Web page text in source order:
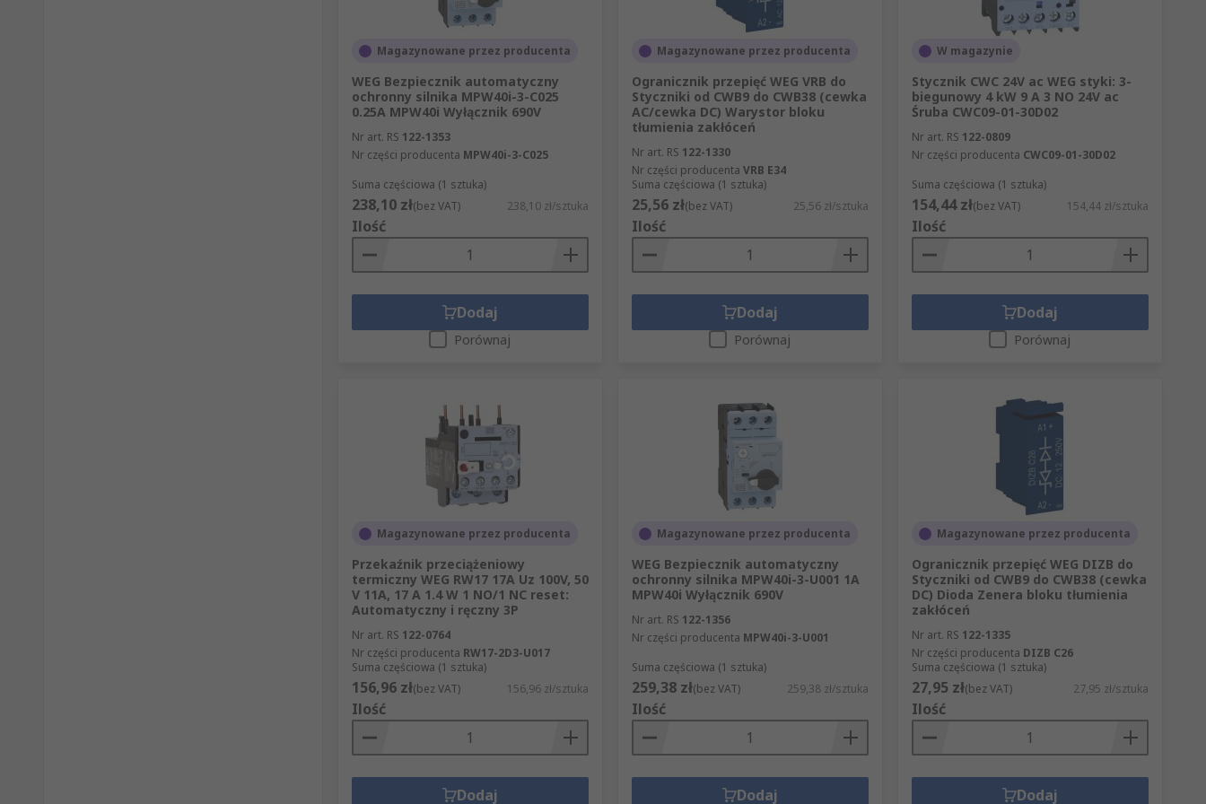
Magazynowane przez producenta
WEG Bezpiecznik automatyczny
ochronny silnika MPW40i-3-C025
0.25A MPW40i Wyłącznik 690V
Nr art. RS 122-1353
Nr części producenta MPW40i-3-C025
Suma częściowa (1 sztuka)
238,10 zł(bez VAT) 238,10 zł/sztuka
Ilość
Dodaj
Porównaj
Magazynowane przez producenta
Ogranicznik przepięć WEG VRB do
Styczniki od CWB9 do CWB38 (cewka
AC/cewka DC) Warystor bloku
tłumienia zakłóceń
Nr art. RS 122-1330
Nr części producenta VRB E34
Suma częściowa (1 sztuka)
25,56 zł(bez VAT) 25,56 zł/sztuka
Ilość
Dodaj
Porównaj
W magazynie
Stycznik CWC 24V ac WEG styki: 3-
biegunowy 4 kW 9 A 3 NO 24V ac
Śruba CWC09-01-30D02
Nr art. RS 122-0809
Nr części producenta CWC09-01-30D02
Suma częściowa (1 sztuka)
154,44 zł(bez VAT) 154,44 zł/sztuka
Ilość
Dodaj
Porównaj
Magazynowane przez producenta
Przekaźnik przeciążeniowy
termiczny WEG RW17 17A Uz 100V, 50
V 11A, 17 A 1.4 W 1 NO/1 NC reset:
Automatyczny i ręczny 3P
Nr art. RS 122-0764
Nr części producenta RW17-2D3-U017
Suma częściowa (1 sztuka)
156,96 zł(bez VAT) 156,96 zł/sztuka
Ilość
Dodaj
Magazynowane przez producenta
WEG Bezpiecznik automatyczny
ochronny silnika MPW40i-3-U001 1A
MPW40i Wyłącznik 690V
Nr art. RS 122-1356
Nr części producenta MPW40i-3-U001
Suma częściowa (1 sztuka)
259,38 zł(bez VAT) 259,38 zł/sztuka
Ilość
Dodaj
Magazynowane przez producenta
Ogranicznik przepięć WEG DIZB do
Styczniki od CWB9 do CWB38 (cewka
DC) Dioda Zenera bloku tłumienia
zakłóceń
Nr art. RS 122-1335
Nr części producenta DIZB C26
Suma częściowa (1 sztuka)
27,95 zł(bez VAT) 27,95 zł/sztuka
Ilość
Dodaj